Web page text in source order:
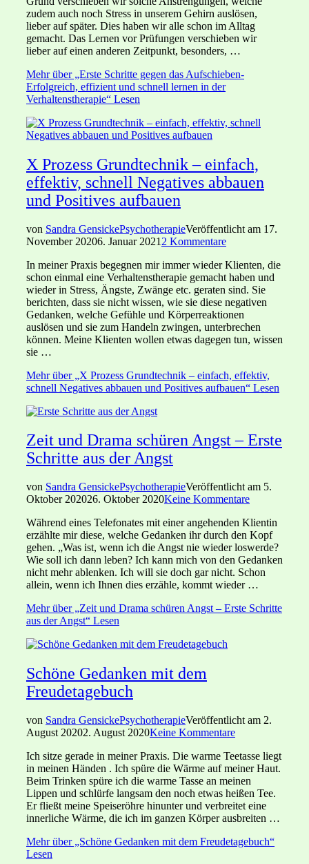
zudem auch noch Stress in unserem Gehirn auslösen,
lieber auf später. Dies haben wir alle schon im Alltag
gemacht. Das Lernen vor Prüfungen verschieben wir
lieber auf einen anderen Zeitpunkt, besonders, …
Mehrüber „Erste Schritte gegen das Aufschieben-
Erfolgreich, effizient und schnell lernen in der
Verhaltenstherapie“ Lesen
X Prozess Grundtechnik – einfach,
effektiv, schnell Negatives abbauen
und Positives aufbauen
von Sandra GensickePsychotherapieVeröffentlicht am 17.
November 20206. Januar 2021 2 Kommentare
In meiner Praxis begegnen mir immer wieder Klienten, die
schon einmal eine Verhaltenstherapie gemacht haben und
wieder in Stress, Ängste, Zwänge etc. geraten sind. Sie
berichten, dass sie nicht wissen, wie sie diese negativen
Gedanken, welche Gefühle und Körperreaktionen
auslösen und sie zum Handeln zwingen, unterbrechen
können. Meine Klienten wollen etwas dagegen tun, wissen
sie …
Mehrüber „X Prozess Grundtechnik – einfach, effektiv,
schnell Negatives abbauen und Positives aufbauen“ Lesen
Zeit und Drama schüren Angst – Erste
Schritte aus der Angst
von Sandra GensickePsychotherapieVeröffentlicht am 5.
Oktober 202026. Oktober 2020Keine Kommentare
Während eines Telefonates mit einer angehenden Klientin
erzählte mir diese, welche Gedanken ihr durch den Kopf
gehen. „Was ist, wenn ich die Angst nie wieder loswerde?
Wie soll ich dann leben? Ich kann mich von den Gedanken
nicht mehr ablenken. Ich will sie doch gar nicht. Schon
allein, wenn ich Ihnen dies erzähle, kommt wieder …
Mehrüber „Zeit und Drama schüren Angst – Erste Schritte
aus der Angst“ Lesen
Schöne Gedanken mit dem
Freudetagebuch
von Sandra GensickePsychotherapieVeröffentlicht am 2.
August 20202. August 2020Keine Kommentare
Ich sitze gerade in meiner Praxis. Die warme Teetasse liegt
in meinen Händen . Ich spüre die Wärme auf meiner Haut.
Beim Trinken spüre ich die warme Tasse an meinen
Lippen und schlürfe langsam den noch etwas heißen Tee.
Er fließt meine Speiseröhre hinunter und verbreitet eine
innerliche Wärme, die ich im ganzen Körper ausbreiten …
Mehrüber „Schöne Gedanken mit dem Freudetagebuch“
Lesen